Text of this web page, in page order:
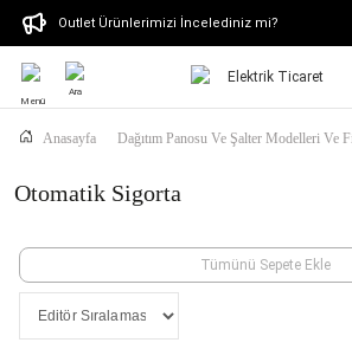
Outlet Ürünlerimizi İncelediniz mi?
Menü
Ara
Anasayfa Dağıtım Panosu Ve Şalter Modelleri Ve
Otomatik Sigorta
Tümünü Sepete Ekle